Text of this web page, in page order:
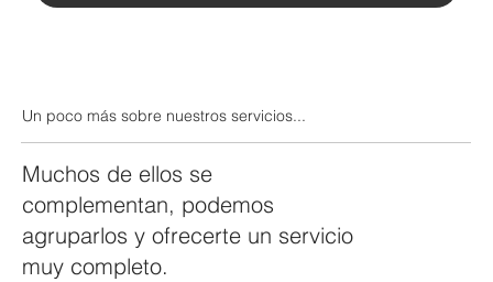
Muchos de ellos se
complementan, podemos
agruparlos y ofrecerte un servicio
muy completo.
Un poco más sobre nuestros servicios...